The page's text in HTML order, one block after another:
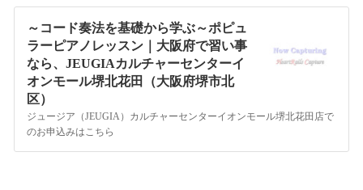
～コード奏法を基礎から学ぶ～ポピュ
ラーピアノレッスン｜大阪府で習い事
なら、JEUGIAカルチャーセンターイ
オンモール堺北花田（大阪府堺市北
区）
ジュージア（JEUGIA）カルチャーセンターイオンモール堺北花田店で
のお申込みはこちら